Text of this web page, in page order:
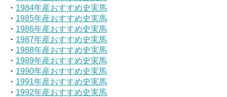
・ 1984年産おすすめ史実馬
・ 1985年産おすすめ史実馬
・ 1986年産おすすめ史実馬
・ 1987年産おすすめ史実馬
・ 1988年産おすすめ史実馬
・ 1989年産おすすめ史実馬
・ 1990年産おすすめ史実馬
・ 1991年産おすすめ史実馬
・ 1992年産おすすめ史実馬